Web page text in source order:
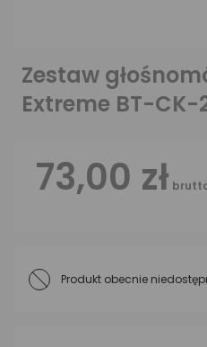
Zestaw
Extreme BT-CK-
73,00 zł
Produkt obecnie